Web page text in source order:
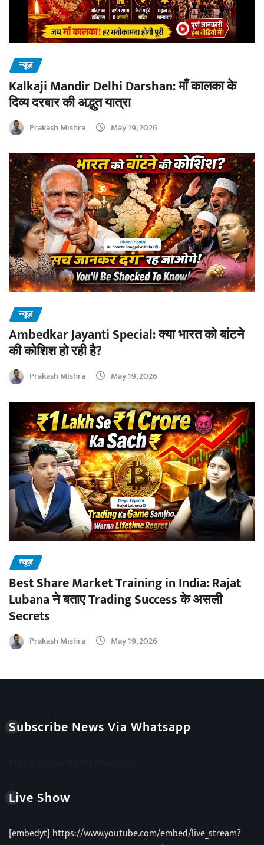
न्यूज़
Kalkaji Mandir Delhi Darshan: माँ कालका के
दिव्य दरबार की अद्भुत यात्रा
Prakash Mishra May 19, 2026
न्यूज़
Ambedkar Jayanti Special: क्या भारत को बांटने
की कोशिश हो रही है?
Prakash Mishra May 19, 2026
न्यूज़
Best Share Market Training in India: Rajat
Lubana ने बताए Trading Success के असली
Secrets
Prakash Mishra May 19, 2026
Subscribe News Via Whatsapp
Live Show
[embedyt] https://www.youtube.com/embed/live_stream?